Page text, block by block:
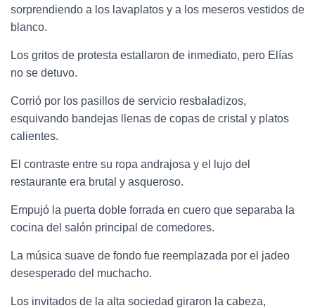
sorprendiendo a los lavaplatos y a los meseros vestidos de
blanco.
Los gritos de protesta estallaron de inmediato, pero Elías
no se detuvo.
Corrió por los pasillos de servicio resbaladizos,
esquivando bandejas llenas de copas de cristal y platos
calientes.
El contraste entre su ropa andrajosa y el lujo del
restaurante era brutal y asqueroso.
Empujó la puerta doble forrada en cuero que separaba la
cocina del salón principal de comedores.
La música suave de fondo fue reemplazada por el jadeo
desesperado del muchacho.
Los invitados de la alta sociedad giraron la cabeza,